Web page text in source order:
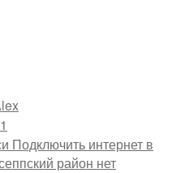
Подключить интернет в
район нет